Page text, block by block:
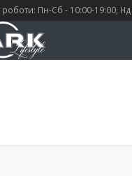
Пн-Сб - 10:00-19:00, Нд